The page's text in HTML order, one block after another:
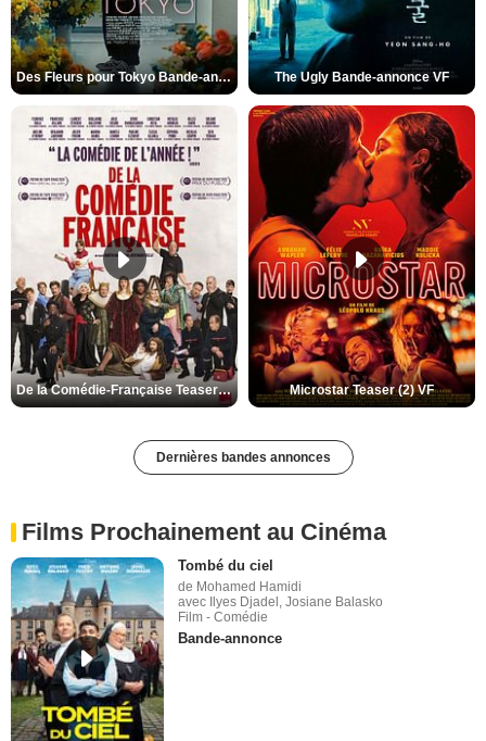
Des Fleurs pour Tokyo Bande-annonce VO STFR The Ugly Bande-annonce VF
De la Comédie-Française Teaser (3) VF Microstar Teaser (2) VF
Dernières bandes annonces
Films Prochainement au Cinéma
Tombé du ciel
de Mohamed Hamidi
avec Ilyes Djadel, Josiane Balasko
Film - Comédie
Bande-annonce